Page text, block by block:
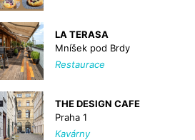
LA TERASA
Mníšek pod Brdy
Restaurace
THE DESIGN CAFE
Praha 1
Kavárny